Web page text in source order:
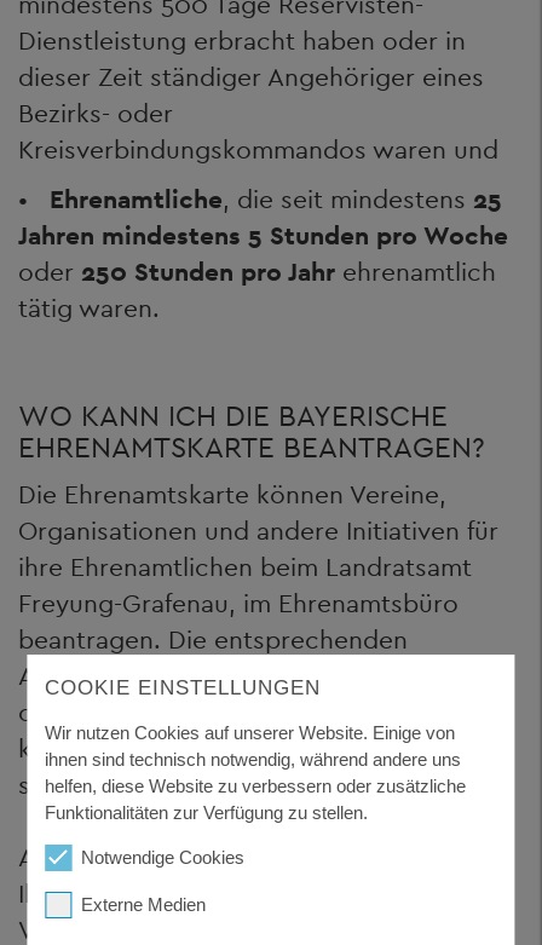
Dienstleistung erbracht haben oder in
dieser Zeit ständiger Angehöriger eines
Bezirks- oder
Kreisverbindungskommandos waren und
• Ehrenamtliche, die seit mindestens 25
Jahren mindestens 5 Stunden pro Woche
oder 250 Stunden pro Jahr ehrenamtlich
tätig waren.
WO KANN ICH DIE BAYERISCHE
EHRENAMTSKARTE BEANTRAGEN?
Die Ehrenamtskarte können Vereine,
Organisationen und andere Initiativen für
ihre Ehrenamtlichen beim Landratsamt
Freyung-Grafenau, im Ehrenamtsbüro
beantragen. Die entsprechenden
Antragsformulare sind in der Randbox
oder auch auf Anfrage verfügbar. Sie
können als ehrenamtlich Tätige/r auch
selbst einen Antrag stellen.
Auf dem Antragsformular müssen Sie sich
Ihre ehrenamtlichen Stunden von Ihrem
Verein/Organisation bestätigen lassen.
COOKIE EINSTELLUNGEN
Wir nutzen Cookies auf unserer Website. Einige von
ihnen sind technisch notwendig, während andere uns
helfen, diese Website zu verbessern oder zusätzliche
Funktionalitäten zur Verfügung zu stellen.
Notwendige Cookies
Externe Medien